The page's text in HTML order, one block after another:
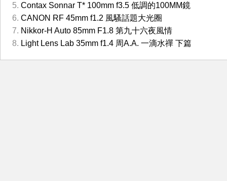
Contax Sonnar T* 100mm f3.5 低調的100MM鏡
CANON RF 45mm f1.2 風騷話題大光圈
Nikkor-H Auto 85mm F1.8 第九十六夜風情
Light Lens Lab 35mm f1.4 周A.A. 一滴水禪 下篇